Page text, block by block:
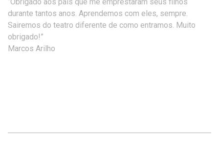
durante tantos anos. Aprendemos com eles, sempre.
Sairemos do teatro diferente de como entramos. Muito
obrigado!”
Marcos Arilho